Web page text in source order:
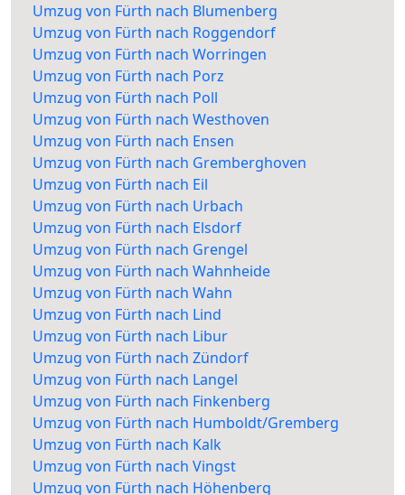
Umzug von Fürth nach Blumenberg
Umzug von Fürth nach Roggendorf
Umzug von Fürth nach Worringen
Umzug von Fürth nach Porz
Umzug von Fürth nach Poll
Umzug von Fürth nach Westhoven
Umzug von Fürth nach Ensen
Umzug von Fürth nach Gremberghoven
Umzug von Fürth nach Eil
Umzug von Fürth nach Urbach
Umzug von Fürth nach Elsdorf
Umzug von Fürth nach Grengel
Umzug von Fürth nach Wahnheide
Umzug von Fürth nach Wahn
Umzug von Fürth nach Lind
Umzug von Fürth nach Libur
Umzug von Fürth nach Zündorf
Umzug von Fürth nach Langel
Umzug von Fürth nach Finkenberg
Umzug von Fürth nach Humboldt/Gremberg
Umzug von Fürth nach Kalk
Umzug von Fürth nach Vingst
Umzug von Fürth nach Höhenberg